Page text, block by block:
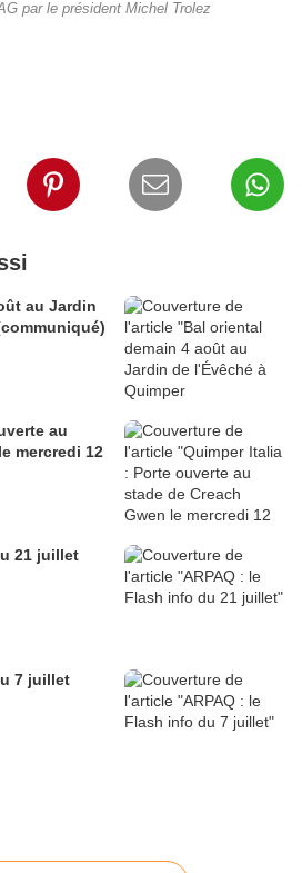
par le président Michel Trolez
au Jardin
au
12
21 juillet
7 juillet